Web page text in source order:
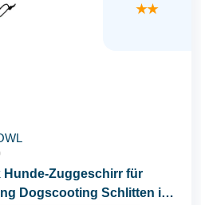
★★
Hunde-Zuggeschirr für
Dogscooting Schlitten in